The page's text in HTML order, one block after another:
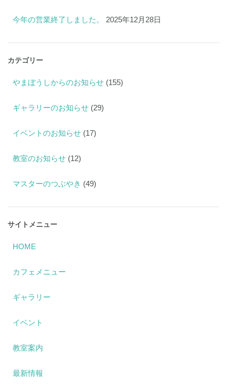
今年の営業終了しました。 2025年12月28日
カテゴリー
やまぼうしからのお知らせ (155)
ギャラリーのお知らせ (29)
イベントのお知らせ (17)
教室のお知らせ (12)
マスターのつぶやき (49)
サイトメニュー
HOME
カフェメニュー
ギャラリー
イベント
教室案内
最新情報